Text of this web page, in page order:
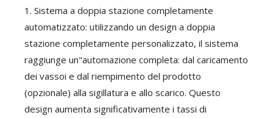
1. Sistema a doppia stazione completamente
automatizzato: utilizzando un design a doppia
stazione completamente personalizzato, il sistema
raggiunge un"automazione completa: dal caricamento
dei vassoi e dal riempimento del prodotto
(opzionale) alla sigillatura e allo scarico. Questo
design aumenta significativamente i tassi di